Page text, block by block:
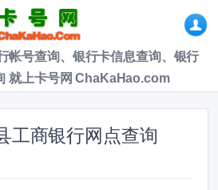
帐号查询、银行卡信息查询、银行
就上卡号网 ChaKaHao.com
工商银行网点查询